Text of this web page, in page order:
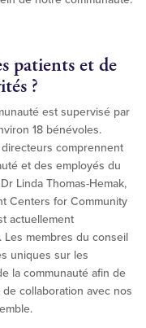
patients et de
?
est supervisé par
18 bénévoles.
comprennent
et des employés du
Linda Thomas-Hemak,
Centers for Community
actuellement
membres du conseil
uniques sur les
la communauté afin de
collaboration avec nos